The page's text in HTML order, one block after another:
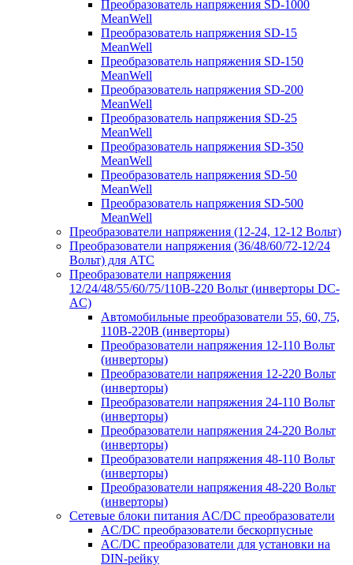
Преобразователь напряжения SD-1000
MeanWell
Преобразователь напряжения SD-15
MeanWell
Преобразователь напряжения SD-150
MeanWell
Преобразователь напряжения SD-200
MeanWell
Преобразователь напряжения SD-25
MeanWell
Преобразователь напряжения SD-350
MeanWell
Преобразователь напряжения SD-50
MeanWell
Преобразователь напряжения SD-500
MeanWell
Преобразователи напряжения (12-24, 12-12 Вольт)
Преобразователи напряжения (36/48/60/72-12/24
Вольт) для АТС
Преобразователи напряжения
12/24/48/55/60/75/110В-220 Вольт (инверторы DC-
AC)
Автомобильные преобразователи 55, 60, 75,
110В-220В (инверторы)
Преобразователи напряжения 12-110 Вольт
(инверторы)
Преобразователи напряжения 12-220 Вольт
(инверторы)
Преобразователи напряжения 24-110 Вольт
(инверторы)
Преобразователи напряжения 24-220 Вольт
(инверторы)
Преобразователи напряжения 48-110 Вольт
(инверторы)
Преобразователи напряжения 48-220 Вольт
(инверторы)
Сетевые блоки питания AC/DC преобразователи
AC/DC преобразователи бескорпусные
AC/DC преобразователи для установки на
DIN-рейку